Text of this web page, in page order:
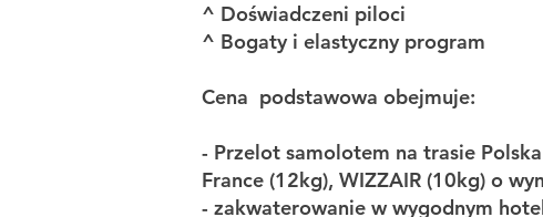
^ Doświadczeni piloci
^ Bogaty i elastyczny program
Cena podstawowa obejmuje:
- Przelot samolotem na trasie
France (12kg), WIZZAIR (10kg) o
- zakwaterowanie w wygodnym